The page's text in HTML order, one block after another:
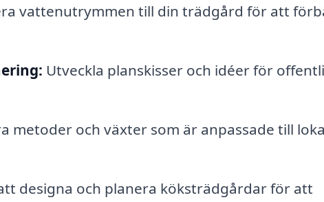
vattenutrymmen till din trädgård för att
Utveckla planskisser och idéer för
metoder och växter som är anpassade till
designa och planera köksträdgårdar för att